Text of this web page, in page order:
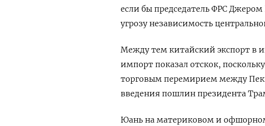
если бы председатель ФРС
угрозу независимость
Между тем китайский экспорт в
импорт показал отскок,
торговым перемирием между
введения пошлин президента
Юань на материковом и